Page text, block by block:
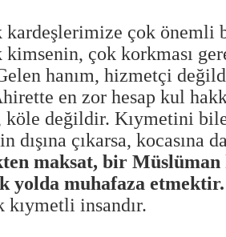
kardeşlerimize çok önemli
kimsenin, çok korkması
hanım, hizmetçi
en zor hesap kul
köle değildir. Kıymetini
dışına çıkarsa, kocasına
maksat, bir Müslüman
yolda muhafaza etmektir.
kıymetli insandır.